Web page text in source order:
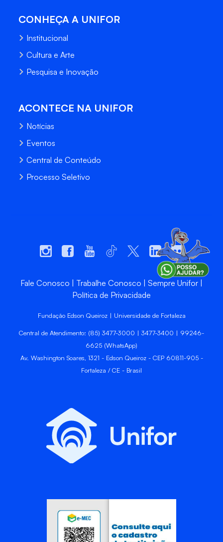
CONHEÇA A UNIFOR
Institucional
Cultura e Arte
Pesquisa e Inovação
ACONTECE NA UNIFOR
Notícias
Eventos
Central de Conteúdo
Processo Seletivo
Fale Conosco Trabalhe Conosco
Sempre Unifor
Política de Privacidade
Fundação Edson Queiroz | Universidade de Fortaleza
Central de Atendimento: (85) 3477-3000 | 3477-3400 | 99246-
6625 (WhatsApp)
Av. Washington Soares, 1321 - Edson Queiroz - CEP 60811-905 -
Fortaleza / CE - Brasil